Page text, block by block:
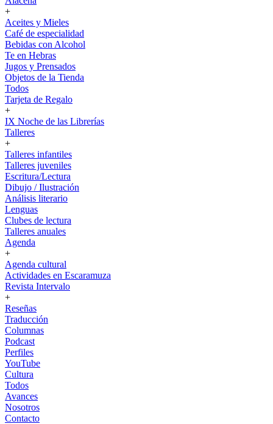
+
Aceites y Mieles
Café de especialidad
Bebidas con Alcohol
Te en Hebras
Jugos y Prensados
Objetos de la Tienda
Todos
Tarjeta de Regalo
+
IX Noche de las Librerías
Talleres
+
Talleres infantiles
Talleres juveniles
Escritura/Lectura
Dibujo / Ilustración
Análisis literario
Lenguas
Clubes de lectura
Talleres anuales
Agenda
+
Agenda cultural
Actividades en Escaramuza
Revista Intervalo
+
Reseñas
Traducción
Columnas
Podcast
Perfiles
YouTube
Cultura
Todos
Avances
Nosotros
Contacto